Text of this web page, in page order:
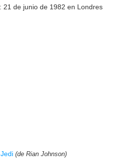
: 21 de junio de 1982 en Londres
(de Rian Johnson)